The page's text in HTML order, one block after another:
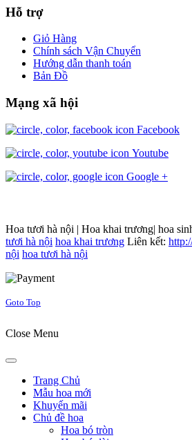
Hỗ trợ
Giỏ Hàng
Chính sách Vận Chuyển
Hướng dẫn thanh toán
Bản Đồ
Mạng xã hội
Facebook
Youtube
Google +
Hoa tươi hà nội | Hoa khai trương| hoa
tươi hà nội hoa khai trương Liên kết:
nội hoa tươi hà nội
Goto Top
Close Menu
Trang Chủ
Mẫu hoa mới
Khuyến mãi
Chủ đề hoa
Hoa bó tròn